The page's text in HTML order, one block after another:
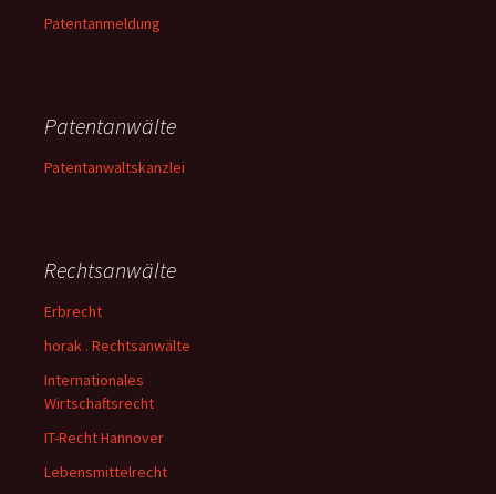
Patentanmeldung
Patentanwälte
Patentanwaltskanzlei
Rechtsanwälte
Erbrecht
horak . Rechtsanwälte
Internationales
Wirtschaftsrecht
IT-Recht Hannover
Lebensmittelrecht